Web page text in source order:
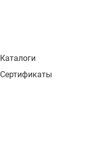
Каталоги
Сертификаты